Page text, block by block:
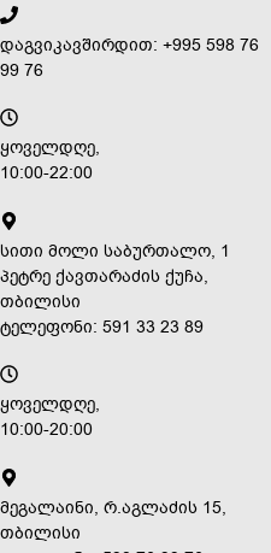
დაგვიკავშირდით: +995 598 76
99 76
ყოველდღე,
10:00-22:00
სითი მოლი საბურთალო, 1
პეტრე ქავთარაძის ქუჩა,
თბილისი
ტელეფონი: 591 33 23 89
ყოველდღე,
10:00-20:00
მეგალაინი, რ.აგლაძის 15,
თბილისი